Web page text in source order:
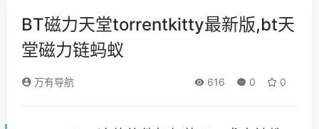
BT磁力天堂torrentkitty最新版,bt天
堂磁力链蚂蚁
万有导航 616 0 0